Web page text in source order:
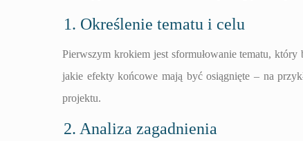
1. Określenie tematu i celu
Pierwszym krokiem jest sformułowanie tematu,
jakie efekty końcowe mają być osiągnięte – na
projektu.
2. Analiza zagadnienia